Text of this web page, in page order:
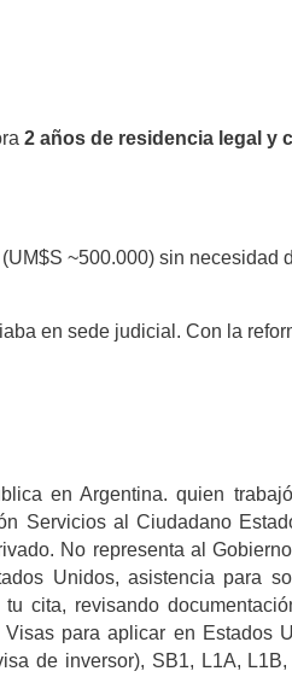
2 años de residencia legal y
~500.000) sin
en sede judicial. Con la
en Argentina. quien
Servicios al Ciudadano
No representa al
Unidos, asistencia para
cita, revisando
para aplicar en Estados
de inversor), SB1, L1A,